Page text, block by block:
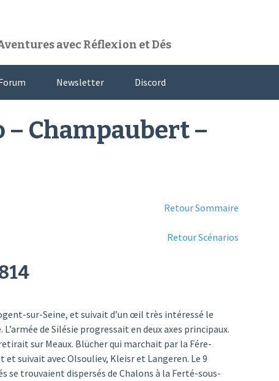
avec Réflexion et Dés
Newsletter Discord
– Champaubert –
Retour Sommaire
Retour Scénarios
sur-Seine, et suivait d’un œil très intéressé le
de Silésie progressait en deux axes principaux.
sur Meaux. Blücher qui marchait par la Fére-
suivait avec Olsouliev, Kleisr et Langeren. Le 9
se trouvaient dispersés de Chalons à la Ferté-sous-